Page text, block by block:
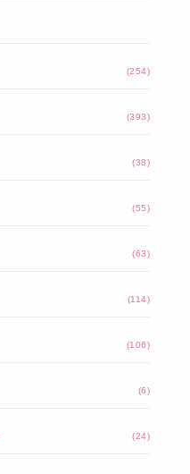
(254)
(393)
(38)
(55)
(63)
(114)
(106)
(6)
(24)